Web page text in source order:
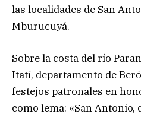
las localidades de San
Mburucuyá.
Sobre la costa del río
Itatí, departamento de
festejos patronales en
como lema: «San